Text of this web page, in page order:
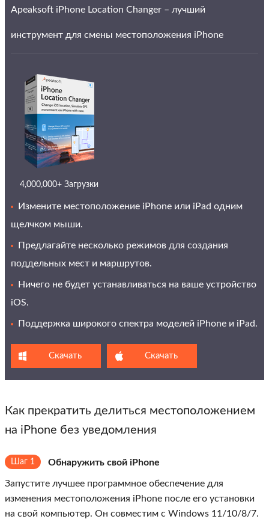
Apeaksoft iPhone Location Changer – лучший
инструмент для смены местоположения iPhone
4,000,000+ Загрузки
Измените местоположение iPhone или iPad одним
щелчком мыши.
Предлагайте несколько режимов для создания
поддельных мест и маршрутов.
Ничего не будет устанавливаться на ваше устройство
iOS.
Поддержка широкого спектра моделей iPhone и iPad.
Скачать Скачать
Как прекратить делиться местоположением
на iPhone без уведомления
Шаг 1 Обнаружить свой iPhone
Запустите лучшее программное обеспечение для
изменения местоположения iPhone после его установки
на свой компьютер. Он совместим с Windows 11/10/8/7.